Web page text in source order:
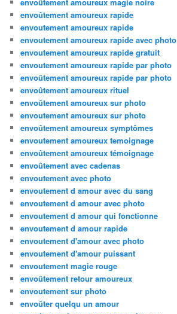
envoûtement amoureux rapide
envoutement amoureux rapide
envoutement amoureux rapide avec photo
envoutement amoureux rapide gratuit
envoutement amoureux rapide par photo
envoûtement amoureux rapide par photo
envoûtement amoureux rituel
envoûtement amoureux sur photo
envoutement amoureux sur photo
envoûtement amoureux symptômes
envoutement amoureux temoignage
envoûtement amoureux témoignage
envoûtement avec cadenas
envoutement avec photo
envoutement d amour avec du sang
envoutement d amour avec photo
envoutement d amour qui fonctionne
envoutement d amour rapide
envoutement d'amour avec photo
envoutement d'amour puissant
envoutement magie rouge
envoûtement retour amoureux
envoutement sur photo
envoûter quelqu un amour